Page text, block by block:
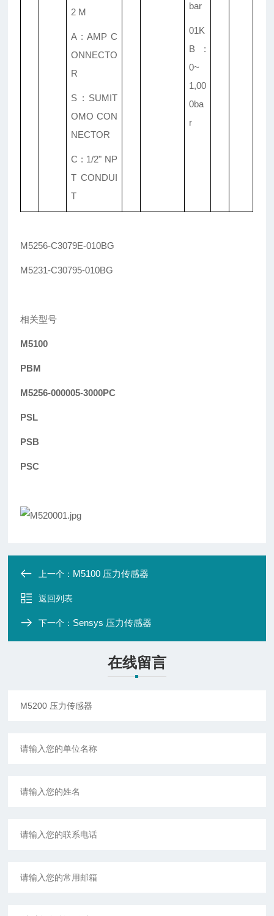
2 M
A : AMP C
ONNECTO
R
S : SUMIT
OMO CON
NECTOR
C : 1/2" NP
T CONDUI
T
bar
01K
B :
0~
1,00
0ba
r
M5256-C3079E-010BG
M5231-C30795-010BG
相关型号
M5100
PBM
M5256-000005-3000PC
PSL
PSB
PSC
上一个： M5100 压力传感器
返回列表
下一个： Sensys 压力传感器
在线留言